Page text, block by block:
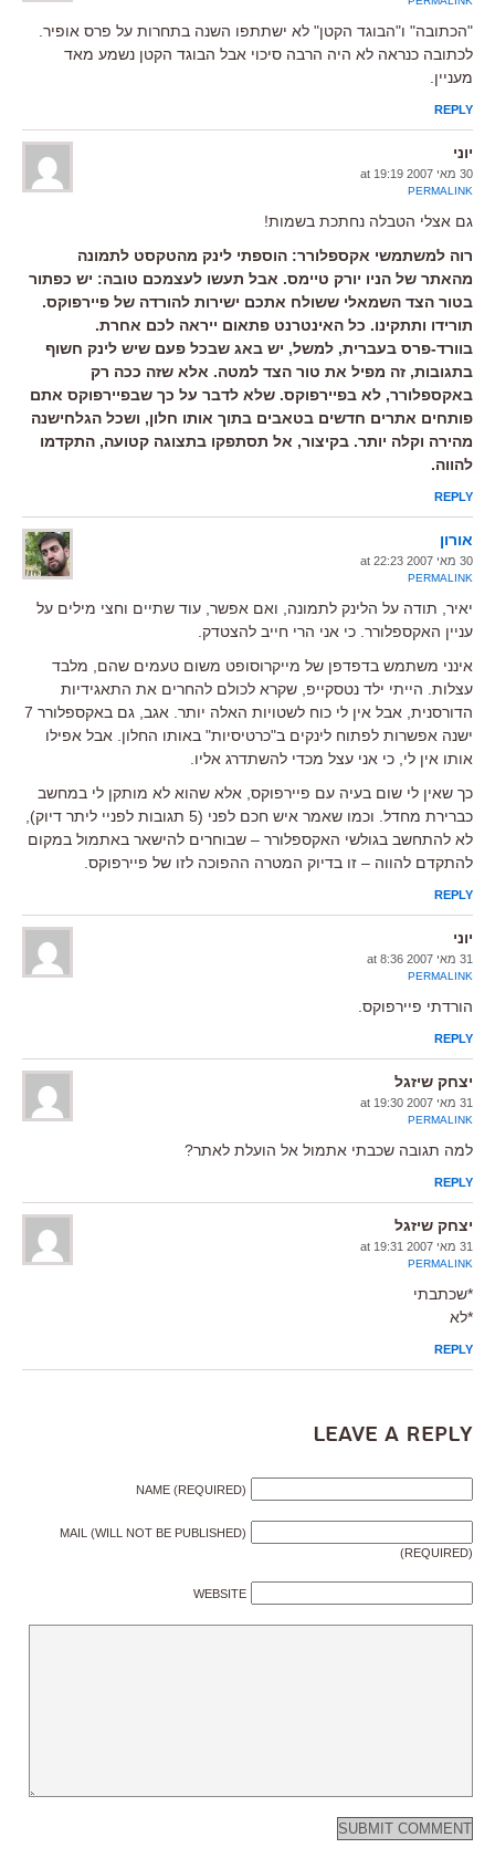
"הכתובה" ו"הבוגד הקטן" לא ישתתפו השנה בתחרות על פרס אופיר.
לכתובה כנראה לא היה הרבה סיכוי אבל הבוגד הקטן נשמע מאד
מעניין.
REPLY
יוני
30 מאי 2007 at 19:19
PERMALINK
גם אצלי הטבלה נחתכת בשמות!
רוה למשתמשי אקספלורר: הוספתי לינק מהטקסט לתמונה
מהאתר של הניו יורק טיימס. אבל תעשו לעצמכם טובה: יש כפתור
בטור הצד השמאלי ששולח אתכם ישירות להורדה של פיירפוקס.
תורידו ותתקינו. כל האינטרנט פתאום ייראה לכם אחרת.
בוורד-פרס בעברית, למשל, יש באג שבכל פעם שיש לינק חשוף
בתגובות, זה מפיל את טור הצד למטה. אלא שזה ככה רק
באקספלורר, לא בפיירפוקס. שלא לדבר על כך שבפיירפוקס אתם
פותחים אתרים חדשים בטאבים בתוך אותו חלון, ושכל הגלחישנה
מהירה וקלה יותר. בקיצור, אל תסתפקו בתצוגה קטועה, התקדמו
להווה.
REPLY
אורון
30 מאי 2007 at 22:23
PERMALINK
יאיר, תודה על הלינק לתמונה, ואם אפשר, עוד שתיים וחצי מילים על
עניין האקספלורר. כי אני הרי חייב להצטדק.
אינני משתמש בדפדפן של מייקרוסופט משום טעמים שהם, מלבד
עצלות. הייתי ילד נטסקייפ, שקרא לכולם להחרים את התאגידיות
הדורסנית, אבל אין לי כוח לשטויות האלה יותר. אגב, גם באקספלורר 7
ישנה אפשרות לפתוח לינקים ב"כרטיסיות" באותו החלון. אבל אפילו
אותו אין לי, כי אני עצל מכדי להשתדרג אליו.
כך שאין לי שום בעיה עם פיירפוקס, אלא שהוא לא מותקן לי במחשב
כברירת מחדל. וכמו שאמר איש חכם לפני (5 תגובות לפניי ליתר דיוק),
לא להתחשב בגולשי האקספלורר – שבוחרים להישאר באתמול במקום
להתקדם להווה – זו בדיוק המטרה ההפוכה לזו של פיירפוקס.
REPLY
יוני
31 מאי 2007 at 8:36
PERMALINK
הורדתי פיירפוקס.
REPLY
יצחק שיזגל
31 מאי 2007 at 19:30
PERMALINK
למה תגובה שכבתי אתמול אל הועלת לאתר?
REPLY
יצחק שיזגל
31 מאי 2007 at 19:31
PERMALINK
*שכתבתי
*לא
REPLY
Leave a Reply
NAME (REQUIRED)
MAIL (WILL NOT BE PUBLISHED)
(REQUIRED)
WEBSITE